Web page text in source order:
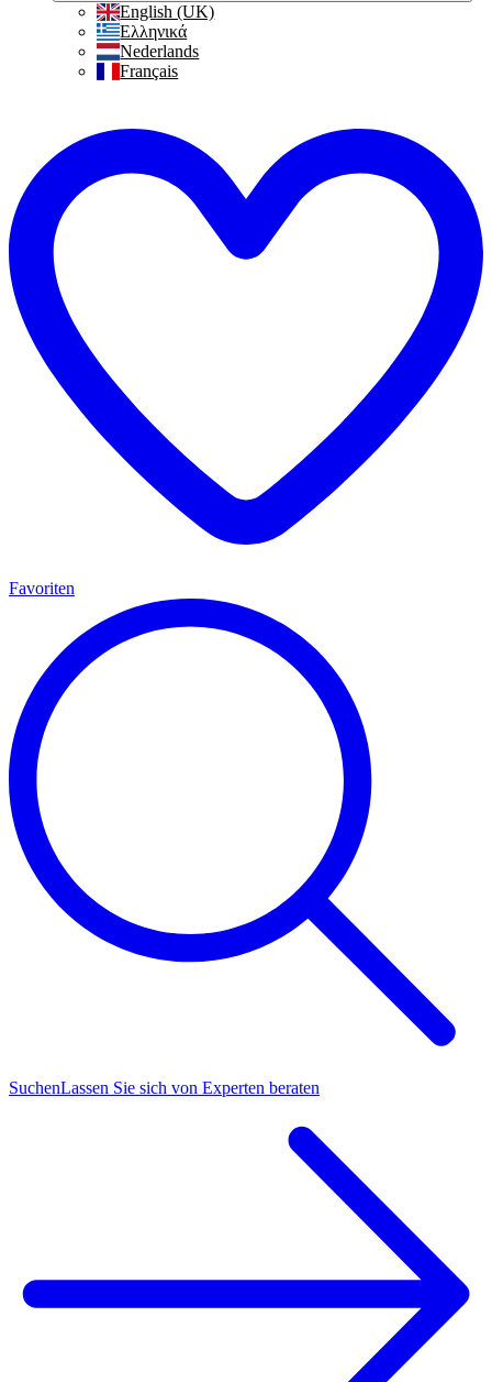
English (UK)
Ελληνικά
Nederlands
Français
Favoriten
SuchenLassen Sie sich von Experten beraten